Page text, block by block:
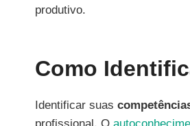
produtivo.
Como
Identificar suas
profissional. O